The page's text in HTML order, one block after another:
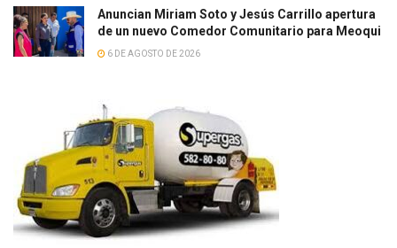
Anuncian Miriam Soto y Jesús Carrillo apertura
de un nuevo Comedor Comunitario para Meoqui
6 DE AGOSTO DE 2026